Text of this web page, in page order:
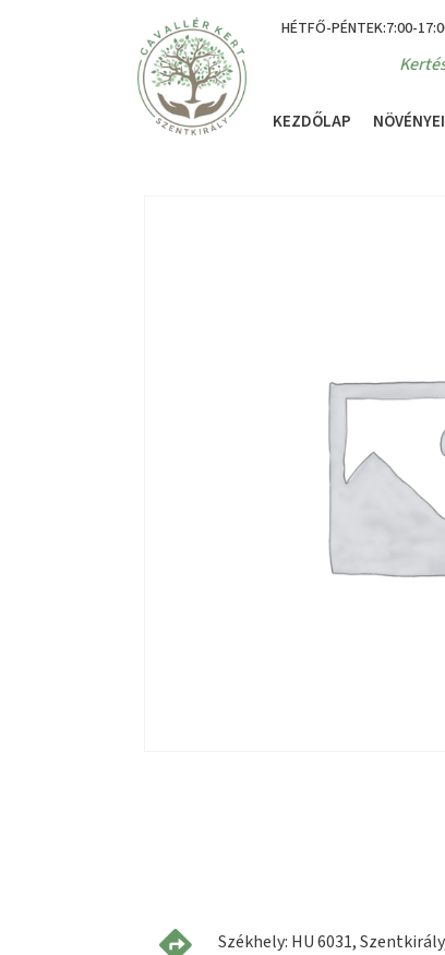
HÉTFŐ-PÉNTEK:7:00-
KEZDŐLAP
Székhely: HU 6031,